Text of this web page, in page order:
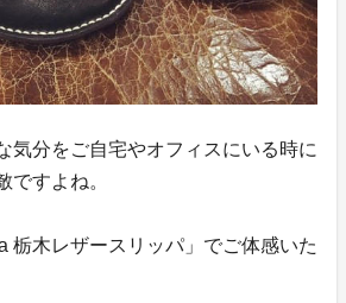
気分をご自宅やオフィスにいる時に
ですよね。
栃木レザースリッパ」でご体感いた